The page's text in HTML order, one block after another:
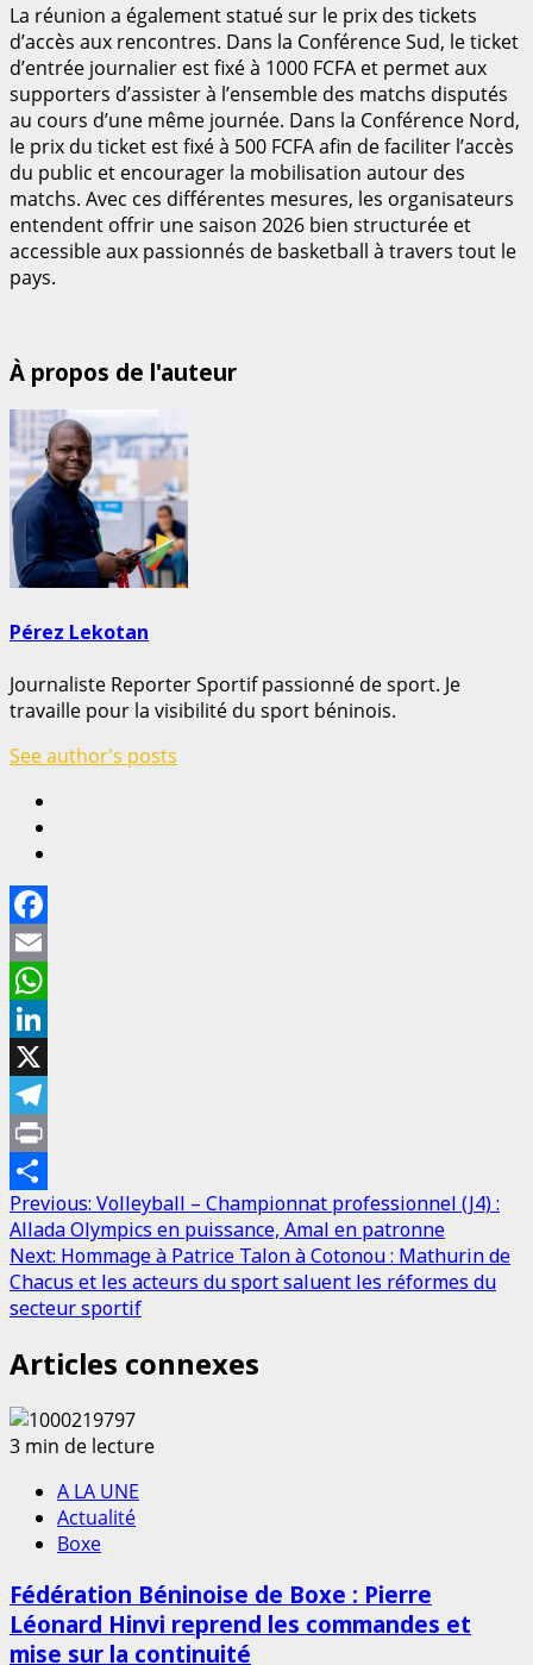
La réunion a également statué sur le prix des tickets
d’accès aux rencontres. Dans la Conférence Sud, le ticket
d’entrée journalier est fixé à 1000 FCFA et permet aux
supporters d’assister à l’ensemble des matchs disputés
au cours d’une même journée. Dans la Conférence Nord,
le prix du ticket est fixé à 500 FCFA afin de faciliter l’accès
du public et encourager la mobilisation autour des
matchs. Avec ces différentes mesures, les organisateurs
entendent offrir une saison 2026 bien structurée et
accessible aux passionnés de basketball à travers tout le
pays.
À propos de l'auteur
Pérez Lekotan
Journaliste Reporter Sportif passionné de sport. Je
travaille pour la visibilité du sport béninois.
See author's posts
Facebook
Email
WhatsApp
LinkedIn
X
Telegram
Print
Partager
Post
navigation
Previous: Volleyball – Championnat professionnel (J4) :
Allada Olympics en puissance, Amal en patronne
Next: Hommage à Patrice Talon à Cotonou : Mathurin de
Chacus et les acteurs du sport saluent les réformes du
secteur sportif
Articles connexes
3 min de lecture
A LA UNE
Actualité
Boxe
Fédération Béninoise de Boxe : Pierre
Léonard Hinvi reprend les commandes et
mise sur la continuité